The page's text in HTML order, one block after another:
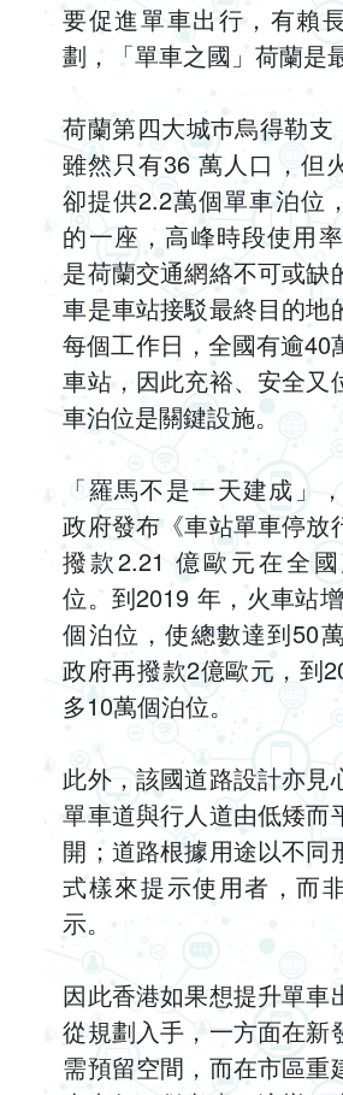
要促進單車出行，有賴
劃，「單車之國」荷蘭是
荷蘭第四大城巿烏得勒
雖然只有36 萬人口，但
卻提供2.2萬個單車泊位
的一座，高峰時段使用
是荷蘭交通網絡不可或缺
車是車站接駁最終目的地
每個工作日，全國有逾40
車站，因此充裕、安全又
車泊位是關鍵設施。
「羅馬不是一天建成」
政府發布《車站單車停放
撥款2.21 億歐元在全
位。到2019 年，火車站
個泊位，使總數達到50
政府再撥款2億歐元，到
多10萬個泊位。
此外，該國道路設計亦見
單車道與行人道由低矮而
開；道路根據用途以不同
式樣來提示使用者，而
示。
因此香港如果想提升單車
從規劃入手，一方面在新
需預留空間，而在市區重